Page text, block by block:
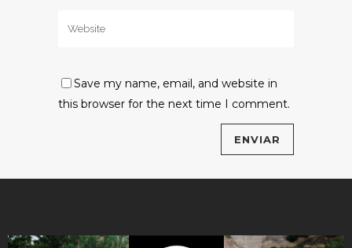
Save my name, email, and website in
this browser for the next time I comment.